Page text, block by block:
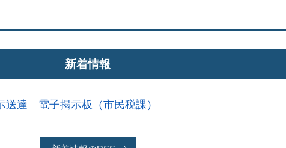
新着情報
送達 電子掲示板（市民税課）